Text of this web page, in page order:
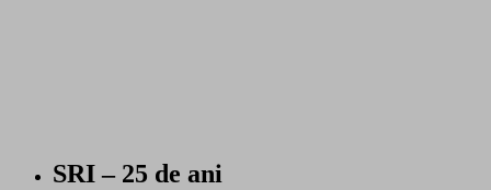
SRI – 25 de ani